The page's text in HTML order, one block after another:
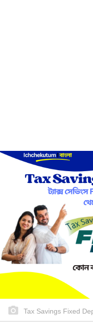
Tax Savings Fixed